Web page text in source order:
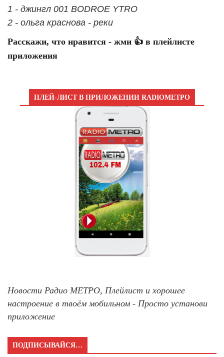
1 - джингл 001 BODROE YTRO
2 - ольга краснова - реки
Расскажи, что нравится - жми 👍 в плейлисте
приложения
ПЛЕЙ-ЛИСТ В ПРИЛОЖЕНИИ RADIOМЕТРО
Новости Радио МЕТРО, Плейлист и хорошее
настроение в твоём мобильном - Просто установи
приложение
ПОДПИСЫВАЙСЯ…